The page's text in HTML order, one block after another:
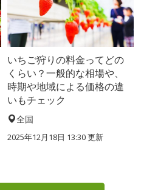
いちご狩りの料金ってどの
くらい？一般的な相場や、
時期や地域による価格の違
いもチェック
全国
2025年12月18日 13:30 更新